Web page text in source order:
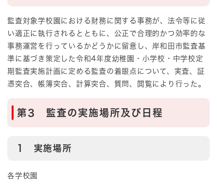
監査対象学校園における財務に関する事務が、法令等に従
い適正に執行されるとともに、公正で合理的かつ効率的な
事務運営を行っているかどうかに留意し、岸和田市監査基
準に基づき策定した令和4年度幼稚園・小学校・中学校定
期監査実施計画に定める監査の着眼点について、実査、証
憑突合、帳簿突合、計算突合、質問、閲覧により行った。
第3 監査の実施場所及び日程
1 実施場所
各学校園